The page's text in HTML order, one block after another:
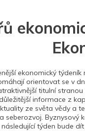
ekonomický
orientovat se v
titulní
informace z
ze světa vědy a
seberozvoj. Byznysový
týden bude